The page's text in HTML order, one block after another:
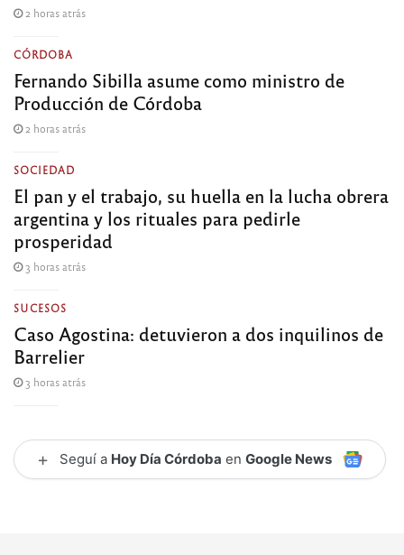
2 horas atrás
CÓRDOBA
Fernando Sibilla asume como ministro de
Producción de Córdoba
2 horas atrás
SOCIEDAD
El pan y el trabajo, su huella en la lucha obrera
argentina y los rituales para pedirle
prosperidad
3 horas atrás
SUCESOS
Caso Agostina: detuvieron a dos inquilinos de
Barrelier
3 horas atrás
+ Seguí a Hoy Día Córdoba en Google News